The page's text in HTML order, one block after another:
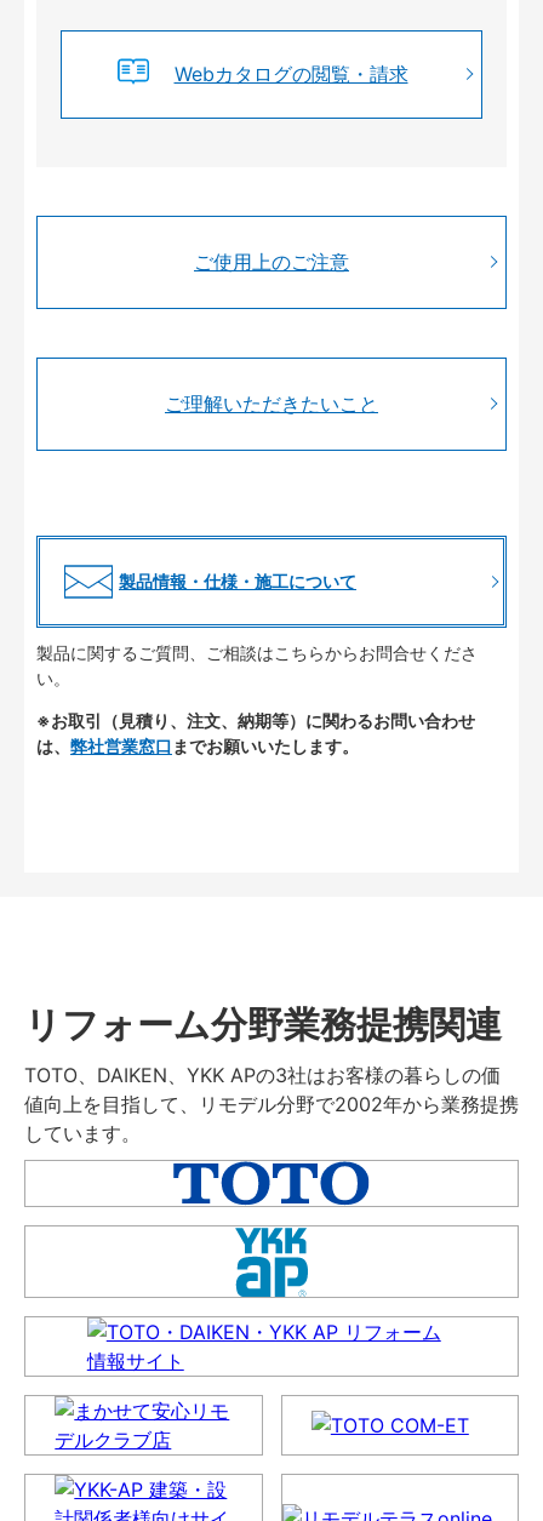
Webカタログの閲覧・請求
ご使用上のご注意
ご理解いただきたいこと
製品情報・仕様・施工について
製品に関するご質問、ご相談はこちらからお問合せくださ
い。
※お取引（見積り、注文、納期等）に関わるお問い合わせ
は、 弊社営業窓口 までお願いいたします。
リフォーム分野業務提携関連
TOTO、DAIKEN、YKK APの3社はお客様の暮らしの価
値向上を目指して、リモデル分野で2002年から業務提携
しています。